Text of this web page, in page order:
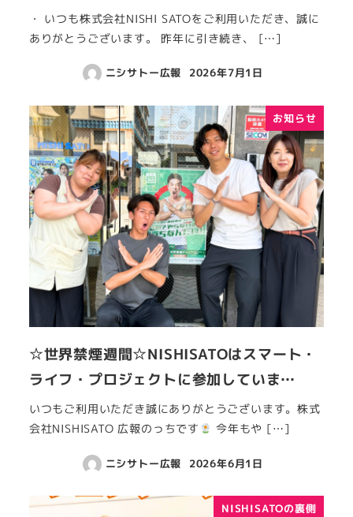
・ いつも株式会社NISHI SATOをご利用いただき、誠に
ありがとうございます。 昨年に引き続き、 […]
ニシサトー広報 2026年7月1日
お知らせ
☆世界禁煙週間☆NISHISATOはスマート・
ライフ・プロジェクトに参加していま…
いつもご利用いただき誠にありがとうございます。株式
会社NISHISATO 広報のっちです
今年もや […]
ニシサトー広報 2026年6月1日
NISHISATOの裏側